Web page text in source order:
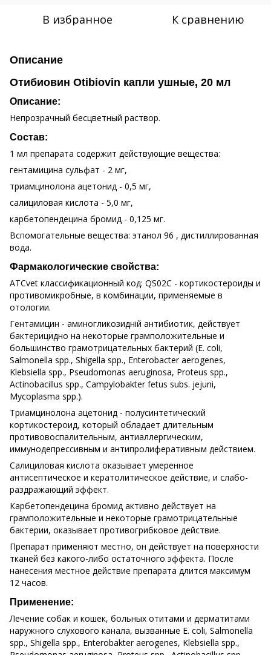
В избранное К сравнению
Описание
Отибиовин Otibiovin капли ушные, 20 мл
Описание:
Непрозрачный бесцветный раствор.
Состав:
1 мл препарата содержит действующие вещества:
гентамицина сульфат - 2 мг,
триамцинолона ацетонид - 0,5 мг,
салициловая кислота - 5,0 мг,
карбетопендецина бромид - 0,125 мг.
Вспомогательные вещества: этанол 96 , дистиллированная
вода.
Фармакологические свойства:
АТСvet классификационный код: QS02C - кортикостероиды и
противомикробные, в комбинации, применяемые в
отологии.
Гентамицин - аминогликозидній антибиотик, действует
бактерицидно на некоторые грамположительные и
большинство грамотрицательных бактерий (E. coli,
Salmonella spp., Shigella spp., Enterobaсter aerogenes,
Klebsiella spp., Pseudomonas aeruginosa, Proteus spp.,
Actinobacillus spp., Campylobakter fetus subs. jejuni,
Mycoplasma spp.).
Триамцинолона ацетонид - полусинтетический
кортикостероид, который обладает длительным
противовоспалительным, антиаллергическим,
иммунодепрессивным и антипролиферативным действием.
Салициловая кислота оказывает умеренное
антисептическое и кератолитическое действие, и слабо-
раздражающий эффект.
Карбетопендецина бромид активно действует на
грамположительные и некоторые грамотрицательные
бактерии, оказывает противогрибковое действие.
Препарат применяют местно, он действует на поверхности
тканей без какого-либо остаточного эффекта. После
нанесения местное действие препарата длится максимум
12 часов.
Применение:
Лечение собак и кошек, больных отитами и дерматитами
наружного слухового канала, вызванные E. coli, Salmonella
spp., Shigella spp., Enterobakter aerogenes, Klebsiella spp.,